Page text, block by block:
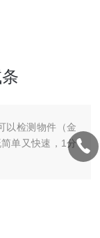
以检测物件（金
单又快速，1分